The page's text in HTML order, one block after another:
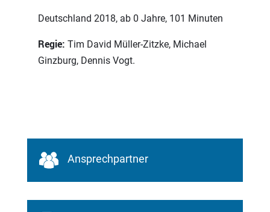
Deutschland 2018, ab 0 Jahre, 101 Minuten
Regie: Tim David Müller-Zitzke, Michael
Ginzburg, Dennis Vogt.
Ansprechpartner